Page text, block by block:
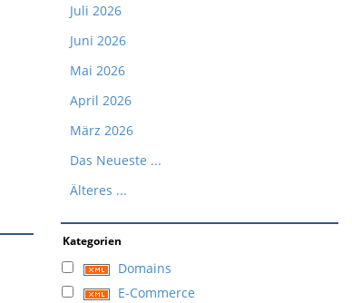
Juli 2026
Juni 2026
Mai 2026
April 2026
März 2026
Das Neueste ...
Älteres ...
Kategorien
Domains
E-Commerce